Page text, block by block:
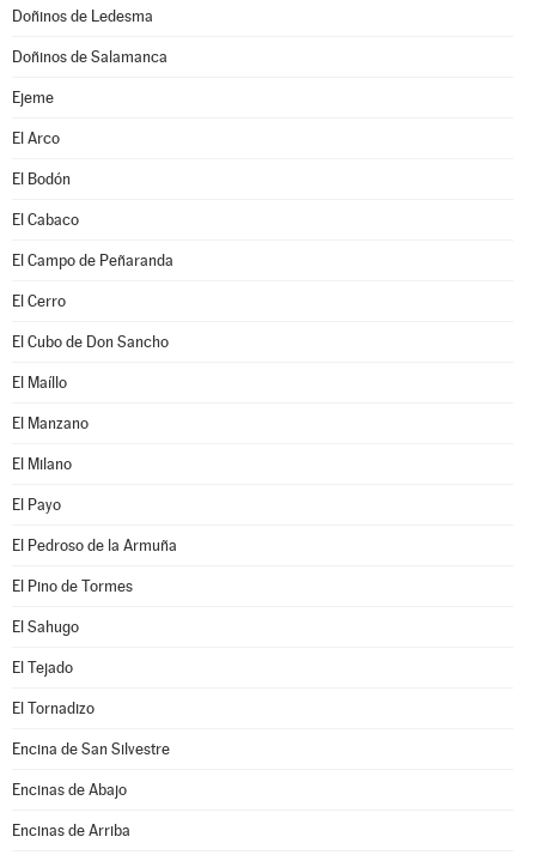
Doñinos de Ledesma
Doñinos de Salamanca
Ejeme
El Arco
El Bodón
El Cabaco
El Campo de Peñaranda
El Cerro
El Cubo de Don Sancho
El Maíllo
El Manzano
El Milano
El Payo
El Pedroso de la Armuña
El Pino de Tormes
El Sahugo
El Tejado
El Tornadizo
Encina de San Silvestre
Encinas de Abajo
Encinas de Arriba